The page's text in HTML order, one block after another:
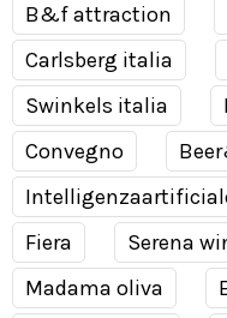
B&f attraction
Carlsberg italia
Swinkels italia
Convegno
Fiera
Serena
Madama oliva